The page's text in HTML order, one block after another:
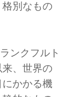
別なもの
ンクフルト
、世界の
かかる機